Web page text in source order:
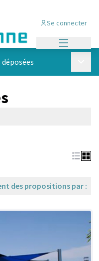
Se connecter
des propositions par :